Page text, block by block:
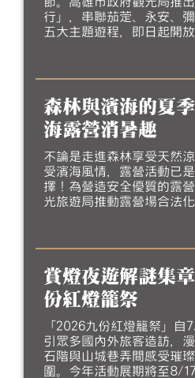
行」，串聯茄萣、永安、
五大主題遊程，即日起開
聚落、生態景觀、地方工
驗，帶領民眾深入探索北
態、人文底蘊與漁村產業
受最道地的漁村魅力。
森林與濱海的夏
海露營消暑趣
不論是走進森林享受天然
受濱海風情，露營活動已
擇！為營造安全優質的露
光旅遊局推動露營場合法
者完善場地設施、強化安
質，邀請民眾今夏走進台
閒與美好。
賞燈夜遊解謎集
份紅燈籠祭
「2026九份紅燈籠祭」自
引眾多國內外旅客造訪，
石階與山城巷弄間感受璀
圍。今年活動展期將至8/